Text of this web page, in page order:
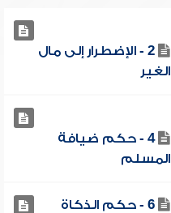
2 - الإضطرار إلى مال
الغير
4 - حكم ضيافة
المسلم
6 - حكم الذكاة